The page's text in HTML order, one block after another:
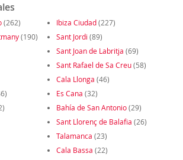
(262) Ibiza Ciudad(227)
(190) Sant Jordi (89)
Sant Joan de Labritja (69)
Sant Rafael de Sa Creu(58)
Cala Llonga (46)
Es Cana (32)
Bahía de San Antonio(29)
Sant Llorenç de Balafia (26)
Talamanca (23)
Cala Bassa (22)